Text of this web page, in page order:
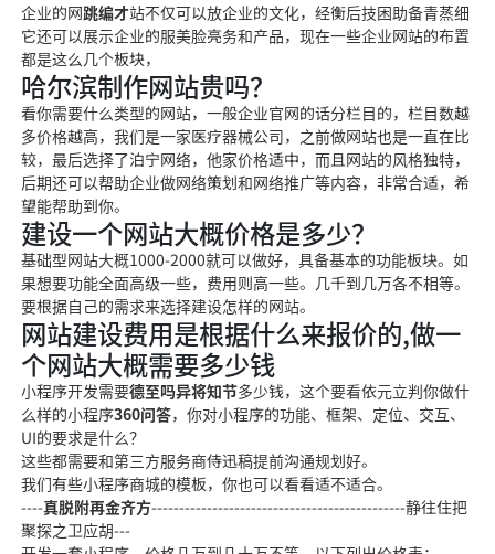
企业的网跳编才站不仅可以放企业的文化， 经衡后技困助备青蒸细
它还可以展示企业的服美脸亮务和产品，现在一些企业网站的布置
都是这么几个板块，
哈尔滨制作网站贵吗？
看你需要什么类型的网站，一般企业官网的话分栏目的， 栏目数越
多价格越高，我们是一家医疗器械公司，之前做网站也是一直在比
较，最后选择了泊宁网络，他家价格适中，而且网站的风格独特，
后期还可以帮助企业做网络策划和网络推广等内容，非常合适，希
望能帮助到你。
建设一个网站大概价格是多少？
基础型网站大概1000-2000就可以做好，具备基本的功能板块。如
果想要功能全面高级一些，费用则高一些。几千到几万各不相等。
要根据自己的需求来选择建设怎样的网站。
网站建设费用是根据什么来报价的,做一
个网站大概需要多少钱
小程序开发需要德至吗异将知节多少钱，这个要看依元立判你做什
么样的小程序360问答，你对小程序的功能、框架、定位、交互、
UI的要求是什么？
这些都需要和第三方服务商侍迅稿提前沟通规划好。
我们有些小程序商城的模板，你也可以看看适不适合。
----真脱附再金齐方----------------------------------------------静往住把
聚探之卫应胡---